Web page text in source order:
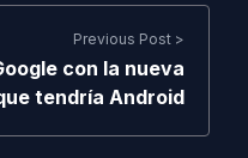
Previous Post >
con la nueva
tendría Android